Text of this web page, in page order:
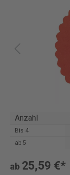
Anzahl
Bis 4
ab 5
ab 25,59 €*